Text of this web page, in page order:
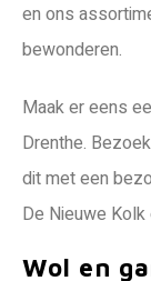
en ons
bewonderen.
Maak er eens
Drenthe.
dit met een
De Nieuwe Kolk
Wol en